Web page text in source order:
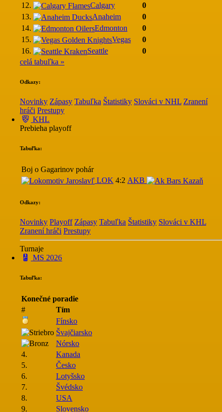
12.
Calgary
0
13.
Anaheim
0
14.
Edmonton
0
15.
Vegas
0
16.
Seattle
0
celá tabuľka »
Odkazy:
Novinky Zápasy Tabuľka Štatistiky Slováci v NHL Zranení
hráči Prestupy
KHL
Prebieha playoff
Tabuľka:
Boj o Gagarinov pohár
LOK 4:2 AKB
Odkazy:
Novinky Playoff Zápasy Tabuľka Štatistiky Slováci v KHL
Zranení hráči Prestupy
Turnaje
MS 2026
Tabuľka:
Konečné poradie
#
Tím
Fínsko
Švajčiarsko
Nórsko
4.
Kanada
5.
Česko
6.
Lotyšsko
7.
Švédsko
8.
USA
9.
Slovensko